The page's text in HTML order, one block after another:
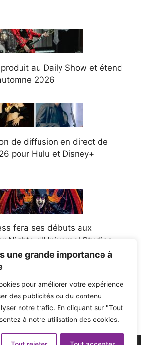
une grande importance à
pour améliorer votre expérience
des publicités ou du contenu
notre trafic. En cliquant sur "Tout
à notre utilisation des cookies.
au Daily Show et étend
2026
de diffusion en direct de
pour Hulu et Disney+
fera ses débuts aux
Nights d'Universal Studios
un policier de l'Ohio après la
diffamation